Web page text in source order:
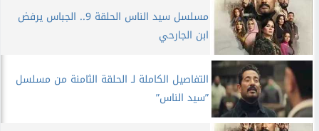
مسلسل سيد الناس الحلقة 9.. الجباس يرفض
ابن الجارحي
التفاصيل الكاملة لـ الحلقة الثامنة من مسلسل
”سيد الناس”